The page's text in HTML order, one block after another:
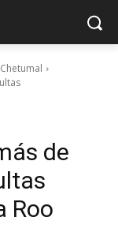
Chetumal
de
Roo